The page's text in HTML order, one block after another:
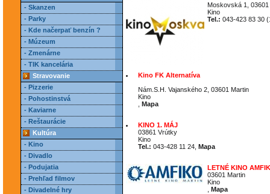
- Skanzen
- Parky
- Kde načerpať benzín ?
- Múzeum
- Zmenárne
- TIK kancelária
Stravovanie
- Pizzerie
- Pohostinstvá
- Kaviarne
- Reštaurácie
Kultúra
- Kino
- Divadlo
- Podujatia
- Prehľad filmov
- Divadelné hry
Moskovská 1, 03601
Kino
Tel.: 043-423 83 30
Kino FK Alternatíva
Nám.S.H. Vajanského 2, 03601 Martin
Kino
Mapa
KINO 1. MÁJ
03861 Vrútky
Kino
Tel.: 043-428 11 24, Mapa
LETNÉ KINO
03601 Martin
Kino
Mapa